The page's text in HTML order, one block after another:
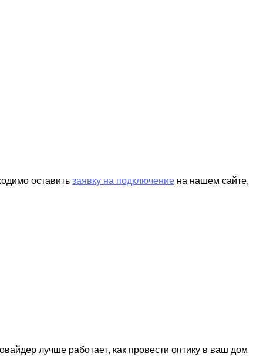
оставитьзаявку на подключение на нашем сайте,
лучше работает, как провести оптику в ваш дом